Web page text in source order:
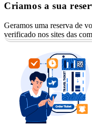
Criamos a sua
Geramos uma reserva de
verificado nos sites das